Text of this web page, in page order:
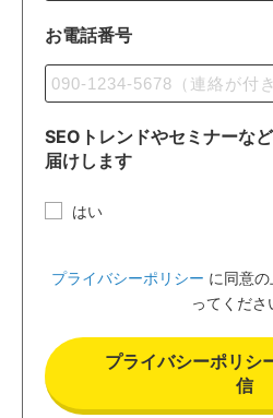
お電話番号
SEOトレンドやセミナーな
届けします
はい
プライバシーポリシー に同意
ってくださ
プライバシーポリシ
信